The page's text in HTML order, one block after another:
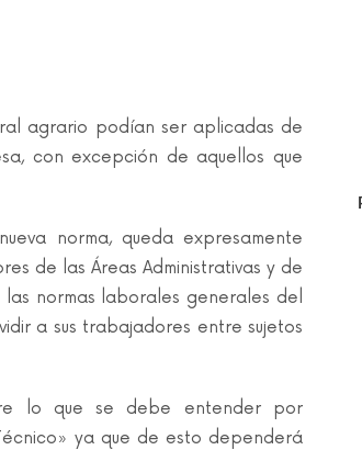
agrario podían ser aplicadas de
con excepción de aquellos que
norma, queda expresamente
de las Áreas Administrativas y de
normas laborales generales del
a sus trabajadores entre sujetos
lo que se debe entender por
ya que de esto dependerá